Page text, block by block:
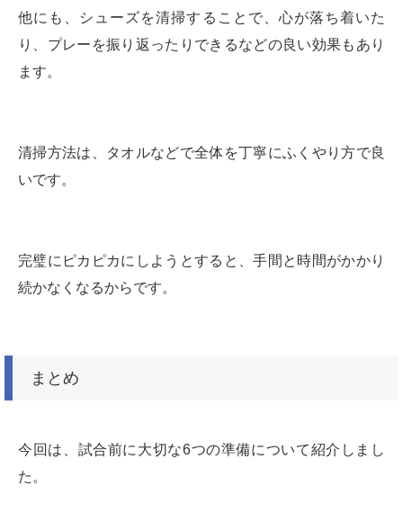
他にも、シューズを清掃することで、心が落ち着いた
り、プレーを振り返ったりできるなどの良い効果もあり
ます。
清掃方法は、タオルなどで全体を丁寧にふくやり方で良
いです。
完璧にピカピカにしようとすると、手間と時間がかかり
続かなくなるからです。
まとめ
今回は、試合前に大切な6つの準備について紹介しまし
た。